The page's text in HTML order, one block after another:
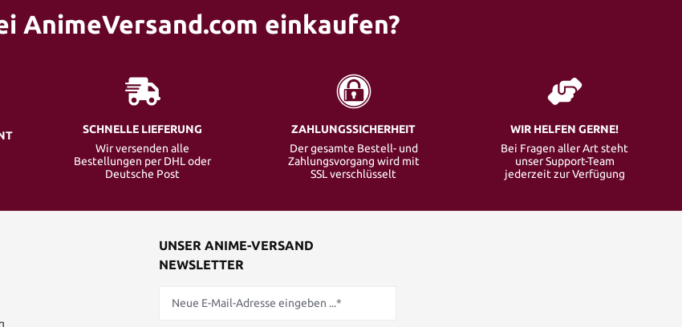
AnimeVersand.com einkaufen?
SCHNELLE LIEFERUNG
Wir versenden alle
Bestellungen per DHL oder
Deutsche Post
ZAHLUNGSSICHERHEIT
Der gesamte Bestell- und
Zahlungsvorgang wird mit
SSL verschlüsselt
WIR HELFEN GERNE!
Bei Fragen aller Art steht
unser Support-Team
jederzeit zur Verfügung
UNSER ANIME-VERSAND
NEWSLETTER